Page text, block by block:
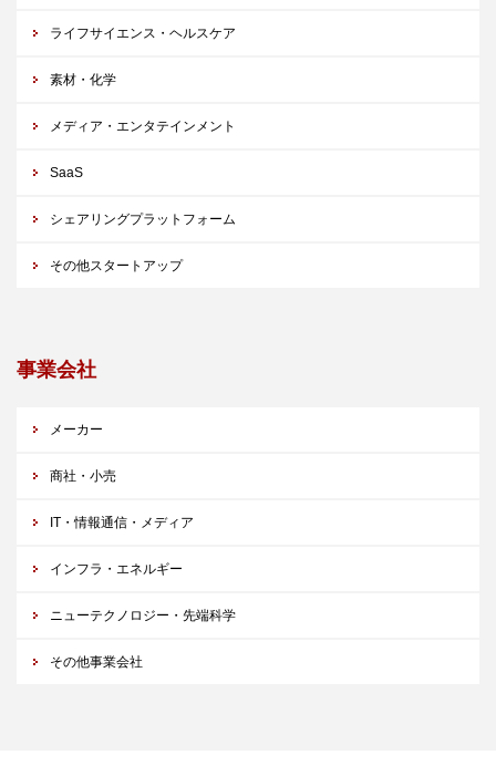
ライフサイエンス・ヘルスケア
素材・化学
メディア・エンタテインメント
SaaS
シェアリングプラットフォーム
その他スタートアップ
事業会社
メーカー
商社・小売
IT・情報通信・メディア
インフラ・エネルギー
ニューテクノロジー・先端科学
その他事業会社